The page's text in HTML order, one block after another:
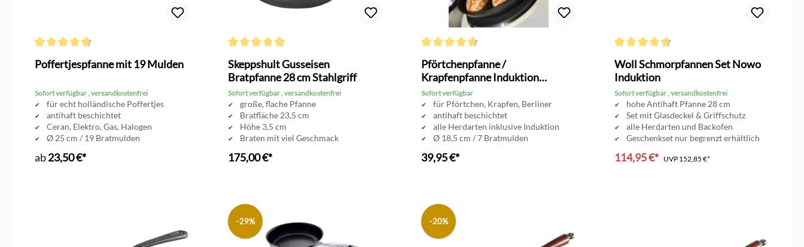
Poffertjespfanne mit 19 Mulden
Sofort verfügbar , versandkostenfrei
für echt holländische Poffertjes
antihaft beschichtet
Ceran, Elektro, Gas, Halogen
Ø 25 cm / 19 Bratmulden
ab23,50 €*
Skeppshult Gusseisen
Bratpfanne 28 cm Stahlgriff
Sofort verfügbar , versandkostenfrei
große, flache Pfanne
Bratfläche 23,5 cm
Höhe 3,5 cm
Braten mit viel Geschmack
175,00 €*
Pförtchenpfanne /
Krapfenpfanne Induktion
beschichtet
Sofort verfügbar
für Pförtchen, Krapfen, Berliner
antihaft beschichtet
alle Herdarten inklusive Induktion
Ø 18,5 cm / 7 Bratmulden
39,95 €*
Woll Schmorpfannen Set Nowo
Induktion
Sofort verfügbar , versandkostenfrei
hohe Antihaft Pfanne 28 cm
Set mit Glasdeckel & Griffschutz
alle Herdarten und Backofen
Geschenkset nur begrenzt erhältlich
114,95 €* UVP 152,85 €*
-29% -20%